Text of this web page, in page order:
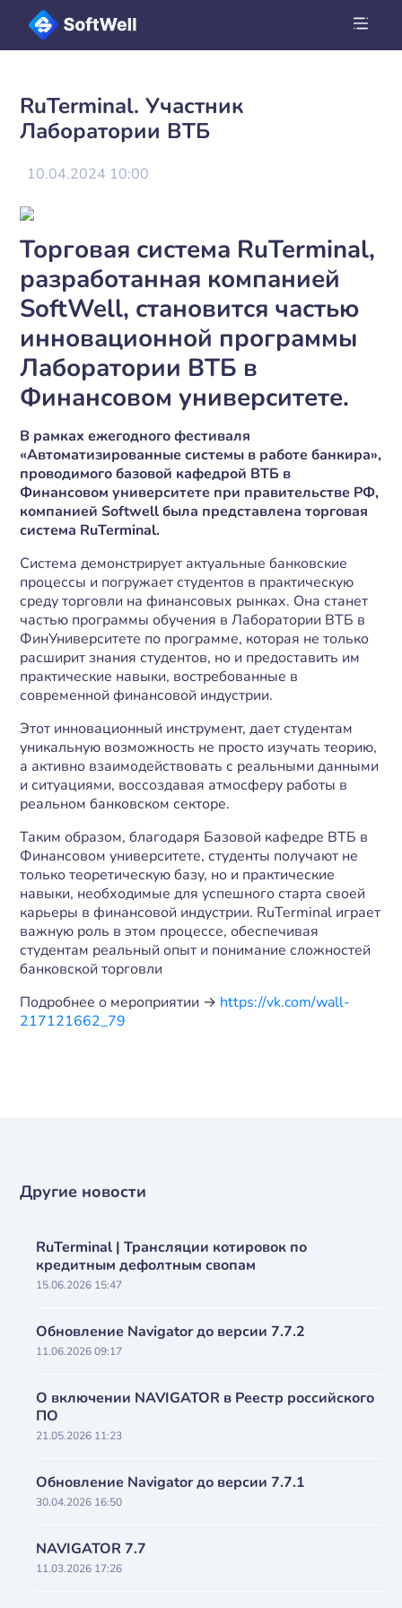
RuTerminal. Участник
Лаборатории ВТБ
10.04.2024 10:00
Торговая система RuTerminal,
разработанная компанией
SoftWell, становится частью
инновационной программы
Лаборатории ВТБ в
Финансовом университете.
В рамках ежегодного фестиваля
«Автоматизированные системы в работе банкира»,
проводимого базовой кафедрой ВТБ в
Финансовом университете при правительстве РФ,
компанией Softwell была представлена торговая
система RuTerminal.
Система демонстрирует актуальные банковские
процессы и погружает студентов в практическую
среду торговли на финансовых рынках. Она станет
частью программы обучения в Лаборатории ВТБ в
ФинУниверситете по программе, которая не только
расширит знания студентов, но и предоставить им
практические навыки, востребованные в
современной финансовой индустрии.
Этот инновационный инструмент, дает студентам
уникальную возможность не просто изучать теорию,
а активно взаимодействовать с реальными данными
и ситуациями, воссоздавая атмосферу работы в
реальном банковском секторе.
Таким образом, благодаря Базовой кафедре ВТБ в
Финансовом университете, студенты получают не
только теоретическую базу, но и практические
навыки, необходимые для успешного старта своей
карьеры в финансовой индустрии. RuTerminal играет
важную роль в этом процессе, обеспечивая
студентам реальный опыт и понимание сложностей
банковской торговли
Подробнее о мероприятии → https://vk.com/wall-
217121662_79
Другие новости
RuTerminal | Трансляции котировок по
кредитным дефолтным свопам
15.06.2026 15:47
Обновление Navigator до версии 7.7.2
11.06.2026 09:17
О включении NAVIGATOR в Реестр российского
ПО
21.05.2026 11:23
Обновление Navigator до версии 7.7.1
30.04.2026 16:50
NAVIGATOR 7.7
11.03.2026 17:26